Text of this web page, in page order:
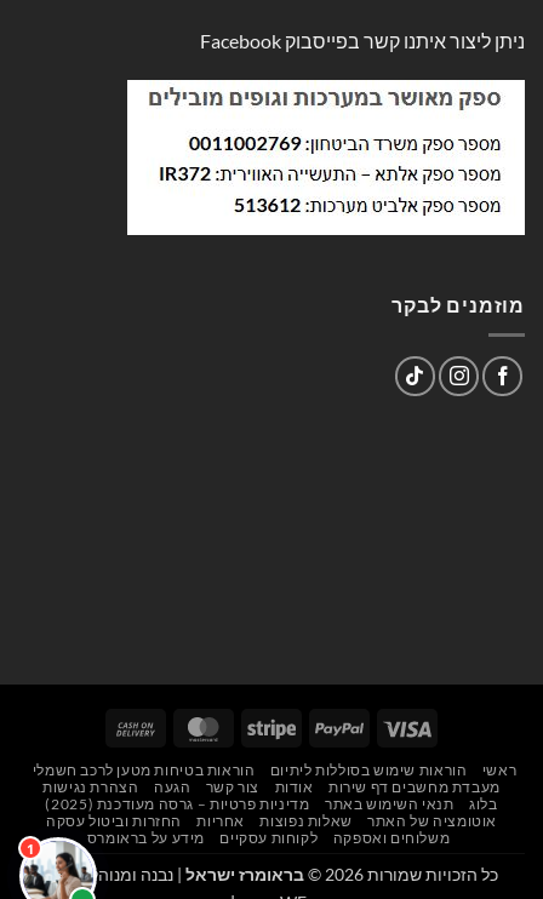
ניתן ליצור איתנו קשר בפייסבוק Facebook
מוזמנים לבקר
Visa
PayPal
Stripe
MasterCard
Delivery
ראשי הוראות שימוש בסוללות ליתיום
הוראות בטיחות מטען לרכב חשמלי
מעבדת מחשבים דף שירות
אודות צור קשר הגעה
הצהרת נגישות
בלוג
תנאי השימוש באתר
מדיניות פרטיות – גרסה מעודכנת (2025)
אוטומציה של האתר
שאלות נפוצות אחריות
החזרות וביטול עסקה
משלוחים ואספקה
לקוחות עסקיים מידע על בראומרס
כל הזכויות שמורות 2026 © בראומרז ישראל | נבנה ומנוהל על ידי